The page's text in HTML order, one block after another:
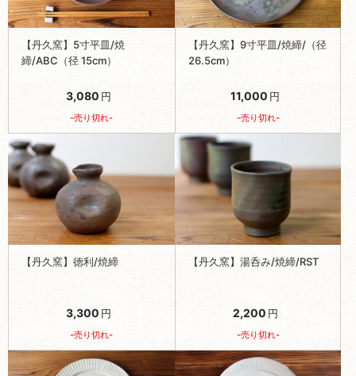
【丹久窯】5寸平皿/焼
締/ABC（径 15cm）
3,080 円
-売り切れ-
【丹久窯】9寸平皿/焼締/（径
26.5cm）
11,000 円
-売り切れ-
【丹久窯】徳利/焼締
3,300 円
-売り切れ-
【丹久窯】湯呑み/焼締/RST
2,200 円
-売り切れ-